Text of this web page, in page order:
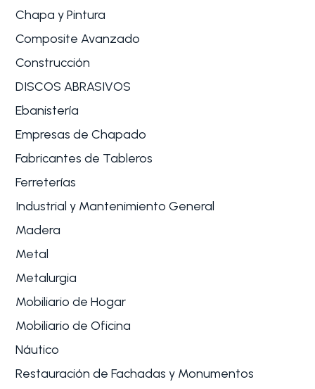
Chapa y Pintura
Composite Avanzado
Construcción
DISCOS ABRASIVOS
Ebanistería
Empresas de Chapado
Fabricantes de Tableros
Ferreterías
Industrial y Mantenimiento General
Madera
Metal
Metalurgia
Mobiliario de Hogar
Mobiliario de Oficina
Náutico
Restauración de Fachadas y Monumentos